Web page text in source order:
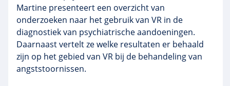
Martine presenteert een overzicht van
onderzoeken naar het gebruik van VR in de
diagnostiek van psychiatrische aandoeningen.
Daarnaast vertelt ze welke resultaten er behaald
zijn op het gebied van VR bij de behandeling van
angststoornissen.